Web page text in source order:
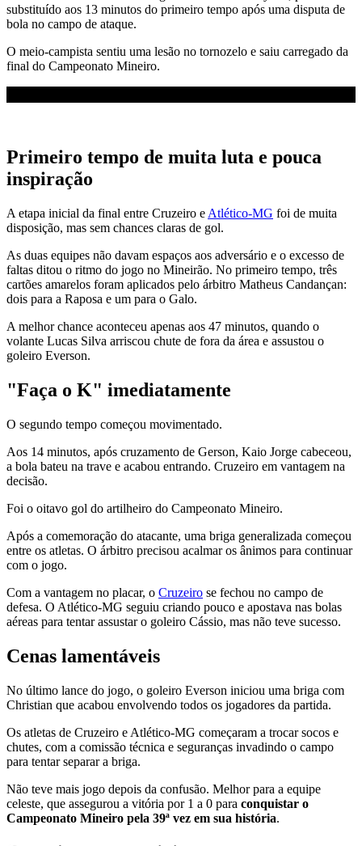
substituído aos 13 minutos do primeiro tempo após uma disputa de
bola no campo de ataque.
O meio-campista sentiu uma lesão no tornozelo e saiu carregado da
final do Campeonato Mineiro.
Primeiro tempo de muita luta e pouca
inspiração
A etapa inicial da final entre Cruzeiro e Atlético-MG foi de muita
disposição, mas sem chances claras de gol.
As duas equipes não davam espaços aos adversário e o excesso de
faltas ditou o ritmo do jogo no Mineirão. No primeiro tempo, três
cartões amarelos foram aplicados pelo árbitro Matheus Candançan:
dois para a Raposa e um para o Galo.
A melhor chance aconteceu apenas aos 47 minutos, quando o
volante Lucas Silva arriscou chute de fora da área e assustou o
goleiro Everson.
"Faça o K" imediatamente
O segundo tempo começou movimentado.
Aos 14 minutos, após cruzamento de Gerson, Kaio Jorge cabeceou,
a bola bateu na trave e acabou entrando. Cruzeiro em vantagem na
decisão.
Foi o oitavo gol do artilheiro do Campeonato Mineiro.
Após a comemoração do atacante, uma briga generalizada começou
entre os atletas. O árbitro precisou acalmar os ânimos para continuar
com o jogo.
Com a vantagem no placar, o Cruzeiro se fechou no campo de
defesa. O Atlético-MG seguiu criando pouco e apostava nas bolas
aéreas para tentar assustar o goleiro Cássio, mas não teve sucesso.
Cenas lamentáveis
No último lance do jogo, o goleiro Everson iniciou uma briga com
Christian que acabou envolvendo todos os jogadores da partida.
Os atletas de Cruzeiro e Atlético-MG começaram a trocar socos e
chutes, com a comissão técnica e seguranças invadindo o campo
para tentar separar a briga.
Não teve mais jogo depois da confusão. Melhor para a equipe
celeste, que assegurou a vitória por 1 a 0 para conquistar o
Campeonato Mineiro pela 39ª vez em sua história.